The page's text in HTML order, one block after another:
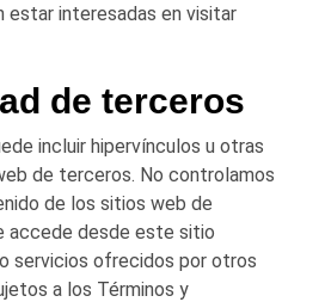
estar interesadas en visitar
de terceros
incluir hipervínculos u otras
de terceros. No controlamos
de los sitios web de
accede desde este sitio
servicios ofrecidos por otros
a los Términos y